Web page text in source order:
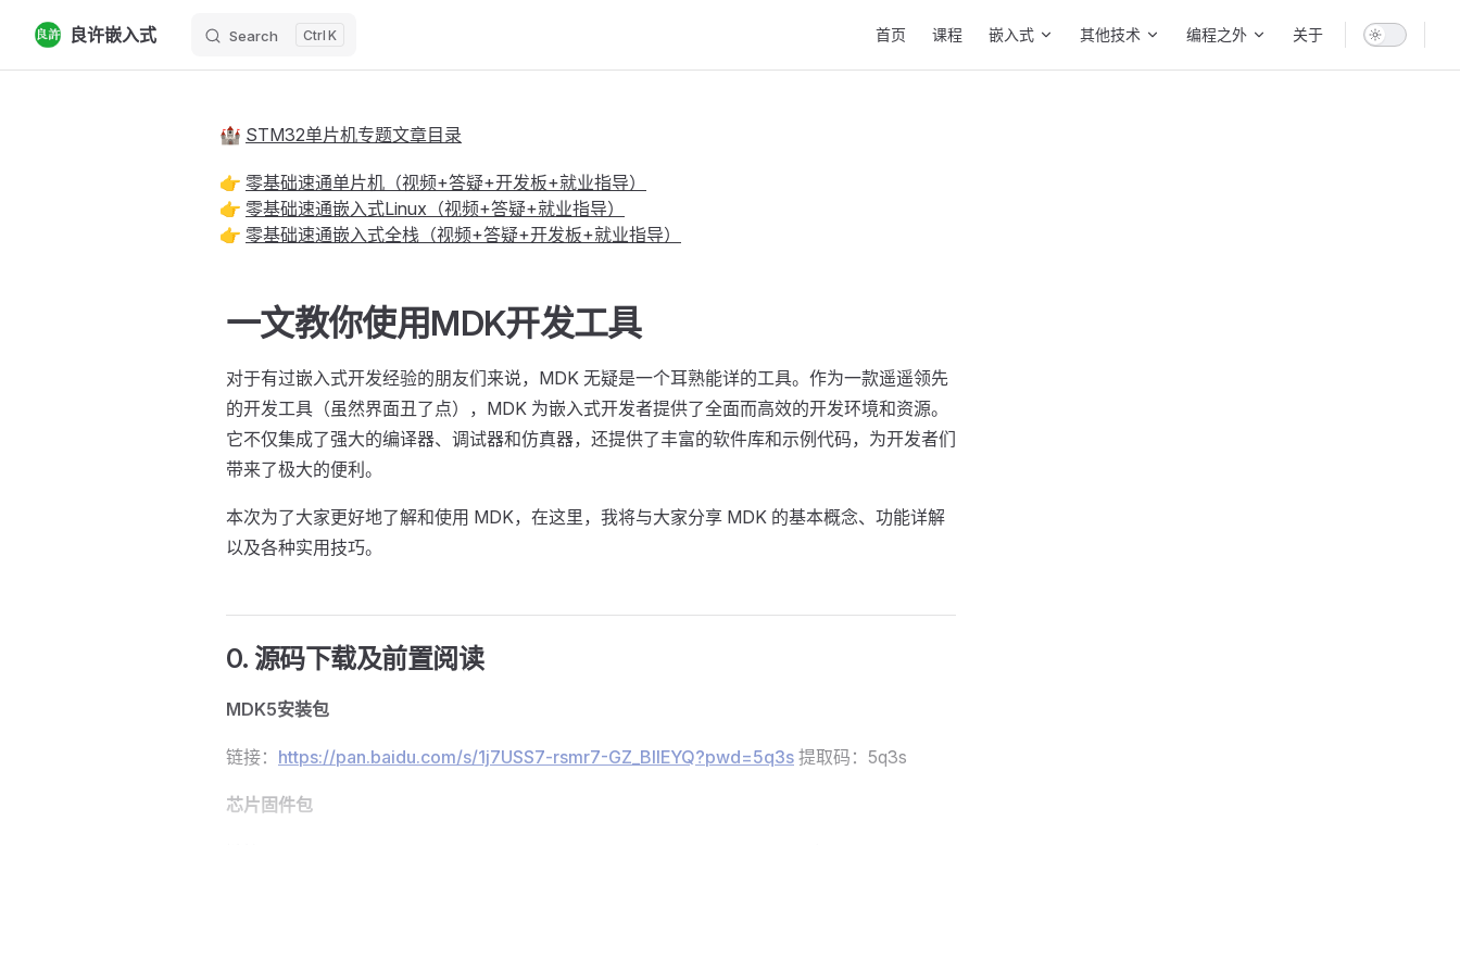
Skip to content
良许嵌入式 Search K 首页 课程 嵌入式 其他技术 编程之外 关于
🏰 STM32单片机专题文章目录
👉 零基础速通单片机（视频+答疑+开发板+就业指导）
👉 零基础速通嵌入式Linux（视频+答疑+就业指导）
👉 零基础速通嵌入式全栈（视频+答疑+开发板+就业指导）
一文教你使用MDK开发工具
对于有过嵌入式开发经验的朋友们来说，MDK 无疑是一个耳熟能详的工具。作为一款遥遥领先
的开发工具（虽然界面丑了点），MDK 为嵌入式开发者提供了全面而高效的开发环境和资源。
它不仅集成了强大的编译器、调试器和仿真器，还提供了丰富的软件库和示例代码，为开发者们
带来了极大的便利。
本次为了大家更好地了解和使用 MDK，在这里，我将与大家分享 MDK 的基本概念、功能详解
以及各种实用技巧。
0. 源码下载及前置阅读
MDK5安装包
链接： https://pan.baidu.com/s/1j7USS7-rsmr7-GZ_BIIEYQ?pwd=5q3s 提取码：5q3s
芯片固件包